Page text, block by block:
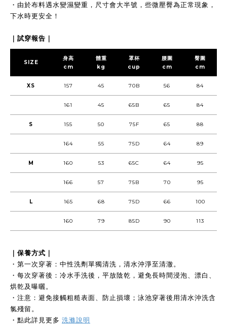
・由於布料遇水變濕變重，尺寸會大半號，些微壓臀為正常現象，
下水時更安全！
｜試穿報告｜
SIZE
身高
cm
體重
kg
罩杯
cup
腰圍
cm
臀圍
cm
XS 157 45 70B 56 84
161 45 65B 65 84
S 155 50 75F 65 88
164 55 75D 64 89
M 160 53 65C 64 95
166 57 75B 70 95
L 165 68 75D 66 100
160 79 85D 90 113
｜保養方式｜
・第一次穿著：中性洗劑單獨清洗，清水沖淨至清澈。
・每次穿著後：冷水手洗後，平放陰乾，避免長時間浸泡、漂白、
烘乾及曝曬。
・注意：避免接觸粗糙表面、防止損壞；泳池穿著後用清水沖洗含
氯殘留。
・點此詳見更多 洗滌說明